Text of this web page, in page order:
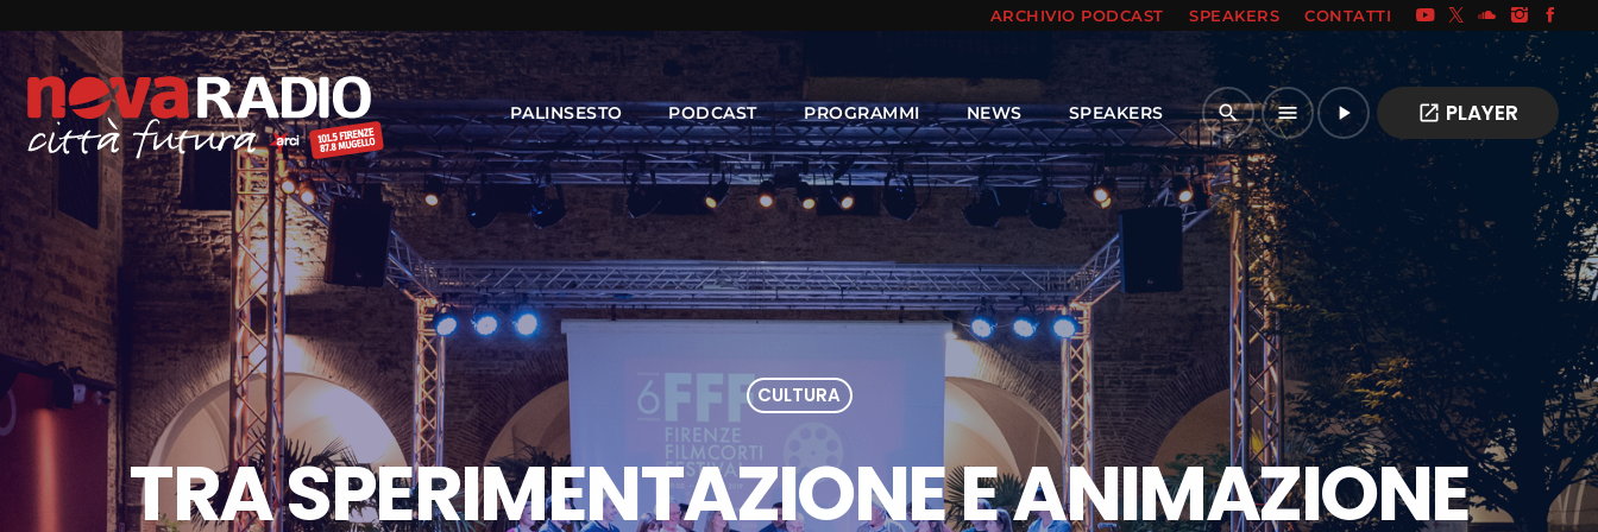
ARCHIVIO PODCAST SPEAKERS CONTATTI
PALINSESTO PODCAST PROGRAMMI NEWS SPEAKERS search menu play_arrow open_in_new PLAYER
CULTURA
TRA SPERIMENTAZIONE E ANIMAZIONE